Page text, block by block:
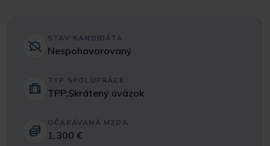
STAV KANDIDÁTA
Nespohovorovaný
TYP SPOLUPRÁCE
TPP,Skrátený úväzok
OČAKÁVANÁ MZDA
1.300 €